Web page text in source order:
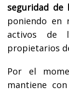
seguridad de
poniendo en
activos de
propietarios
Por el
mantiene con